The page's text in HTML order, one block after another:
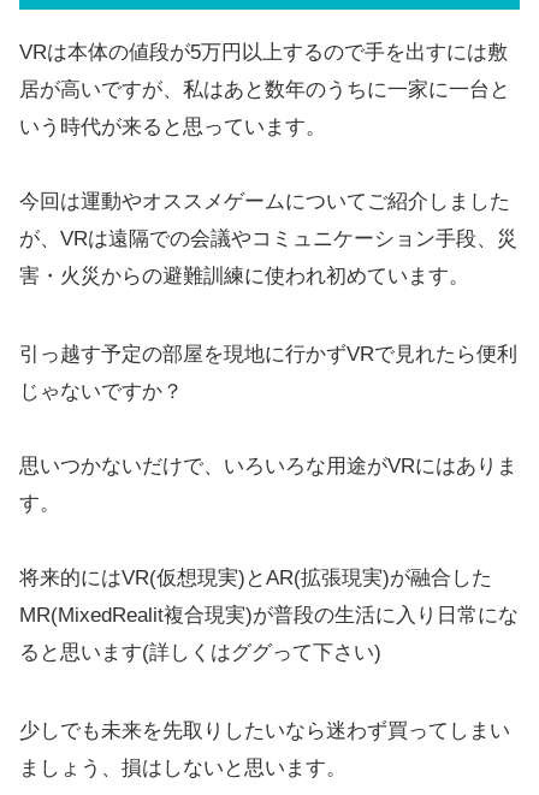
VRは本体の値段が5万円以上するので手を出すには敷
居が高いですが、私はあと数年のうちに一家に一台と
いう時代が来ると思っています。
今回は運動やオススメゲームについてご紹介しました
が、VRは遠隔での会議やコミュニケーション手段、災
害・火災からの避難訓練に使われ初めています。
引っ越す予定の部屋を現地に行かずVRで見れたら便利
じゃないですか？
思いつかないだけで、いろいろな用途がVRにはありま
す。
将来的にはVR(仮想現実)とAR(拡張現実)が融合した
MR(MixedRealit複合現実)が普段の生活に入り日常にな
ると思います(詳しくはググって下さい)
少しでも未来を先取りしたいなら迷わず買ってしまい
ましょう、損はしないと思います。